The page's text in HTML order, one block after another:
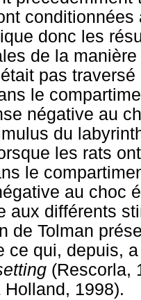
donc les
de la
pas
le
négative au
du
les rats
le
au choc
aux différents
de Tolman
ce qui, depuis,
(Rescorla,
1998).